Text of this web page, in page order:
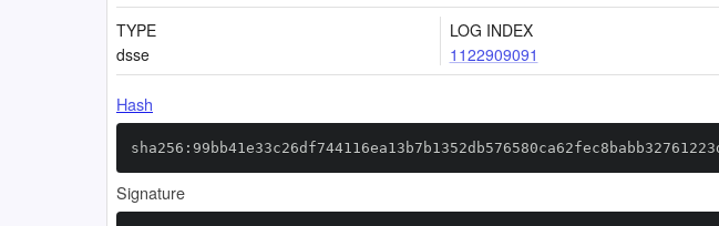
TYPE
dsse
LOG INDEX
1122909091
Hash
Signature